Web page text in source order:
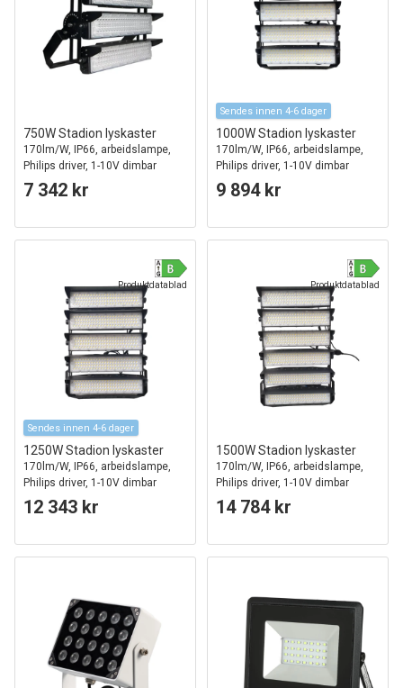
750W Stadion lyskaster
170lm/W, IP66, arbeidslampe,
Philips driver, 1-10V dimbar
7 342 kr
Sendes innen 4-6 dager
1000W Stadion lyskaster
170lm/W, IP66, arbeidslampe,
Philips driver, 1-10V dimbar
9 894 kr
Produktdatablad
Sendes innen 4-6 dager
1250W Stadion lyskaster
170lm/W, IP66, arbeidslampe,
Philips driver, 1-10V dimbar
12 343 kr
Produktdatablad
1500W Stadion lyskaster
170lm/W, IP66, arbeidslampe,
Philips driver, 1-10V dimbar
14 784 kr